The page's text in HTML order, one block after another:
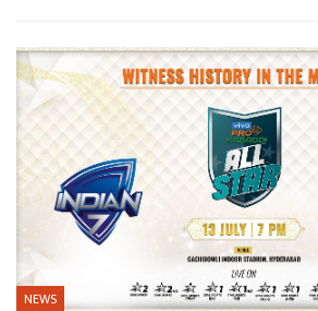
NEWS